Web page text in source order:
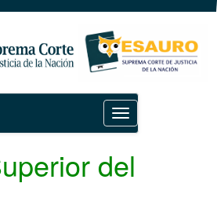
Toggle
navigation
del